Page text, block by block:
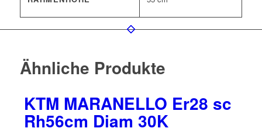
Ähnliche Produkte
KTM MARANELLO Er28 sc
Rh56cm Diam 30K